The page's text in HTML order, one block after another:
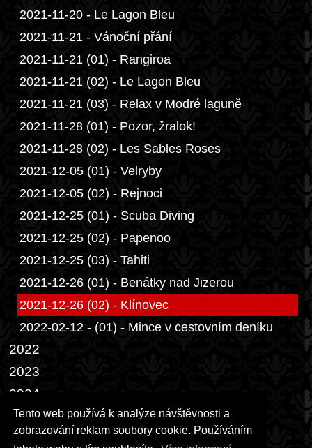
Tento web používá k analýze návštěvnosti a
zobrazování reklam soubory cookie. Používáním
2021-11-20 - Le Lagon Bleu
2021-11-21 - Vánoční přání
2021-11-21 (01) - Rangiroa
2021-11-21 (02) - Le Lagon Bleu
2021-11-21 (03) - Relax v Modré laguně
2021-11-28 (01) - Pozor, žralok!
2021-11-28 (02) - Les Sables Roses
2021-12-05 (01) - Velryby
2021-12-05 (02) - Rejnoci
2021-12-25 (01) - Scuba Diving
2021-12-25 (02) - Papenoo
2021-12-25 (03) - Tahiti
2021-12-26 (01) - Benátky nad Jizerou
2021-12-26 (02) - Klínovec
2022-02-12 - (01) - Mince v cestovním deníku
2022
2023
2024
2025
2026